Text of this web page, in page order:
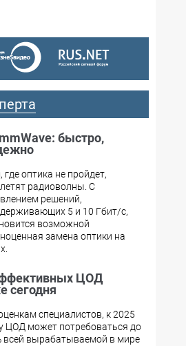
быстро,
где оптика не пройдет,
радиоволны. С
решений,
5 и 10 Гбит/с,
возможной
замена оптики на
ЦОД
сегодня
специалистов, к 2025
ЦОД может потребоваться до
всей вырабатываемой в мире